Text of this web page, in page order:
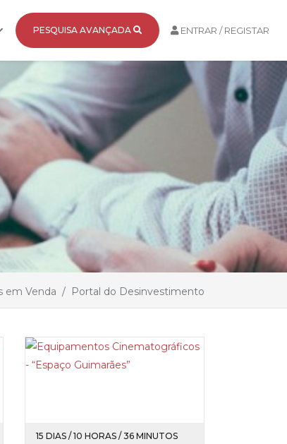
PESQUISA AVANÇADA ENTRAR / REGISTAR
em Venda Portal do Desinvestimento
15 DIAS / 10 HORAS / 36 MINUTOS